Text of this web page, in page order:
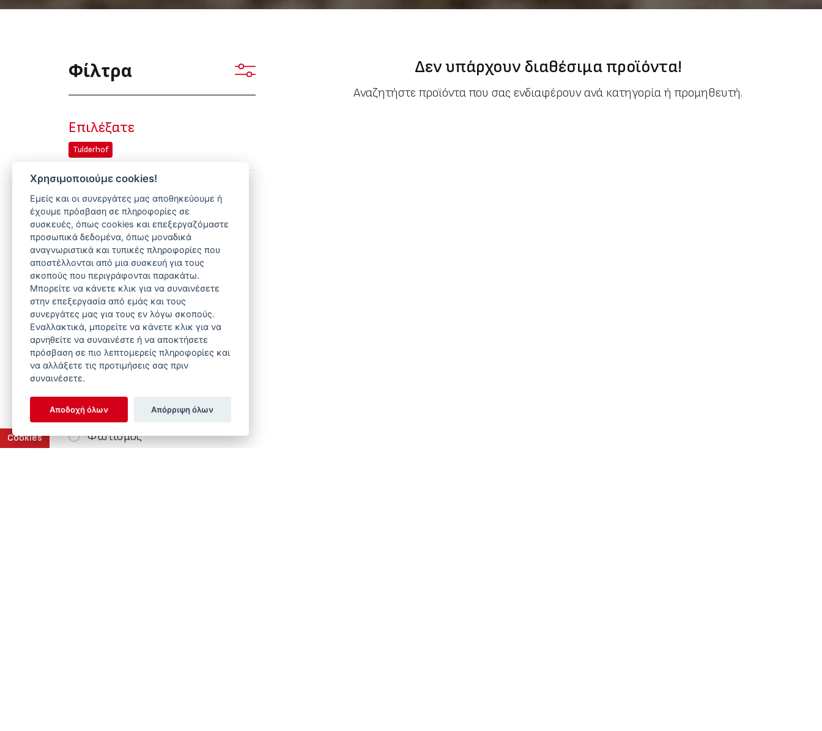
Cookies
Φίλτρα
Επιλέξατε
Tulderhof
Τύπος Συστήματος
Συστήματα Ταΐσματος
Υδροδοσία
Συστήματα Φωλιάς
Θέρμανση
Εξαερισμός
Συστήματα Ζύγισης
Ελεγκτές & Πίνακες Ελέγχου
Φωτισμός
Δεν υπάρχουν διαθέσιμα προϊόντα!
Αναζητήστε προϊόντα που σας ενδιαφέρουν ανά κατηγορία ή προμηθευτή.
Χρησιμοποιούμε cookies!
Εμείς και οι συνεργάτες μας αποθηκεύουμε ή
έχουμε πρόσβαση σε πληροφορίες σε
συσκευές, όπως cookies και επεξεργαζόμαστε
προσωπικά δεδομένα, όπως μοναδικά
αναγνωριστικά και τυπικές πληροφορίες που
αποστέλλονται από μια συσκευή για τους
σκοπούς που περιγράφονται παρακάτω.
Μπορείτε να κάνετε κλικ για να συναινέσετε
στην επεξεργασία από εμάς και τους
συνεργάτες μας για τους εν λόγω σκοπούς.
Εναλλακτικά, μπορείτε να κάνετε κλικ για να
αρνηθείτε να συναινέστε ή να αποκτήσετε
πρόσβαση σε πιο λεπτομερείς πληροφορίες και
να αλλάξετε τις προτιμήσεις σας πριν
συναινέσετε.
Αποδοχή όλων Απόρριψη όλων